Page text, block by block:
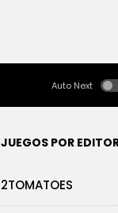
Auto Next
JUEGOS POR
2TOMATOES